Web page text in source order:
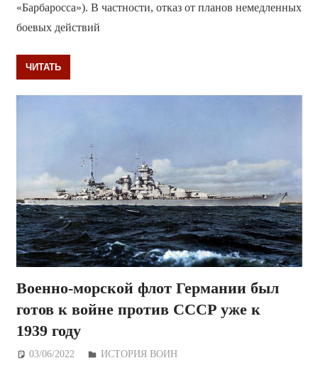
«Барбаросса»). В частности, отказ от планов немедленных
боевых действий
ЧИТАТЬ
Военно-морской флот Германии был
готов к войне против СССР уже к
1939 году
03/06/2022 Дежурный по Редакции
ИСТОРИЯ ВОИН